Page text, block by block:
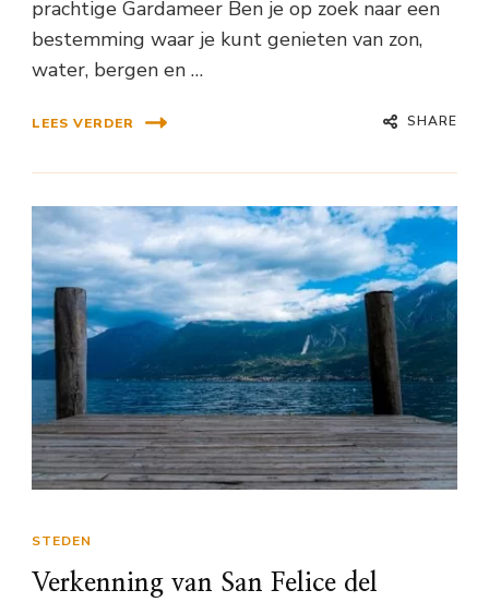
prachtige Gardameer Ben je op zoek naar een
bestemming waar je kunt genieten van zon,
water, bergen en …
LEES VERDER SHARE
STEDEN
Verkenning van San Felice del